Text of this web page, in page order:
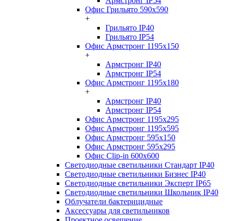
Офис Грильято 590x590
+
Грильято IP40
Грильято IP54
Офис Армстронг 1195x150
+
Армстронг IP40
Армстронг IP54
Офис Армстронг 1195x180
+
Армстронг IP40
Армстронг IP54
Офис Армстронг 1195x295
Офис Армстронг 1195x595
Офис Армстронг 595x150
Офис Армстронг 595x295
Офис Clip-in 600x600
Светодиодные светильники Стандарт IP40
Светодиодные светильники Бизнес IP40
Светодиодные светильники Эксперт IP65
Светодиодные светильники Школьник IP40
Облучатели бактерицидные
Аксессуары для светильников